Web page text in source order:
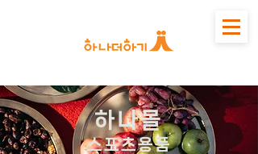
하나몰
스포츠용품